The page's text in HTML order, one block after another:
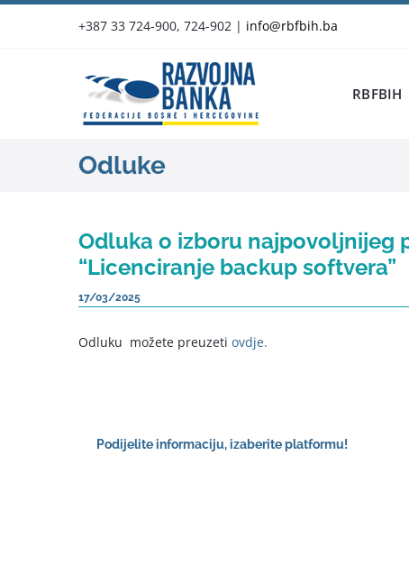
+387 33 724-900, 724-902 | info@rbfbih.ba
RBFBIH
Odluke
Odluka o izboru najpovoljnijeg
“Licenciranje backup softvera”
17/03/2025
Odluku možete preuzeti ovdje.
Podijelite informaciju, izaberite platformu!